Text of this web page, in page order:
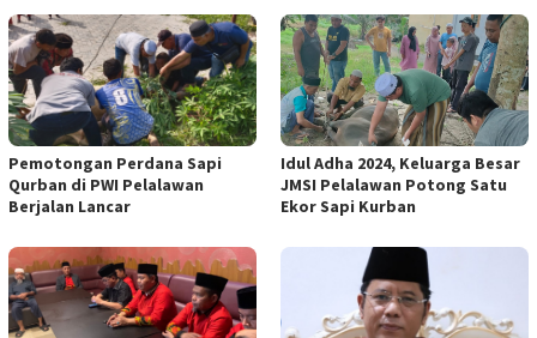
Pemotongan Perdana Sapi
Qurban di PWI Pelalawan
Berjalan Lancar
Idul Adha 2024, Keluarga Besar
JMSI Pelalawan Potong Satu
Ekor Sapi Kurban